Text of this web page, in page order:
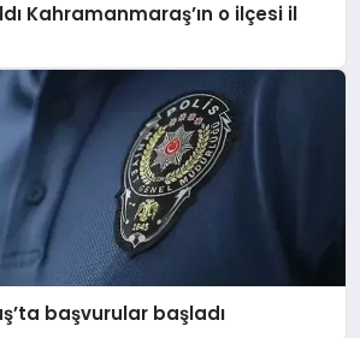
Kahramanmaraş’ın o ilçesi il
başvurular başladı